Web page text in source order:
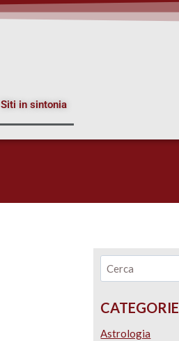
Siti in sintonia
CATEGORIE
Astrologia